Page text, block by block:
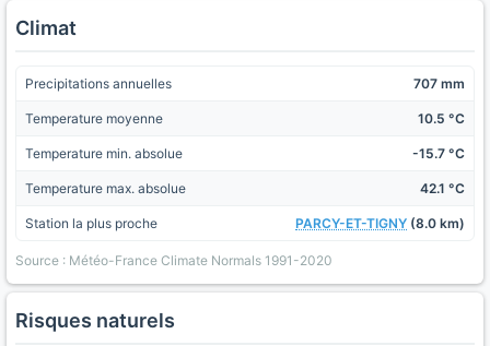
Climat
Precipitations annuelles 707 mm
Temperature moyenne 10.5 °C
Temperature min. absolue -15.7 °C
Temperature max. absolue 42.1 °C
Station la plus proche PARCY-ET-TIGNY (8.0 km)
Source : Météo-France Climate Normals 1991-2020
Risques naturels